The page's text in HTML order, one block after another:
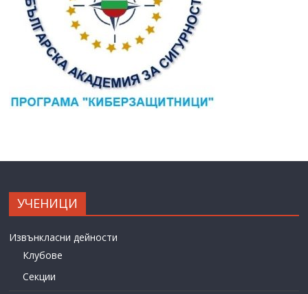
УЧЕНИЦИ
Извънкласни дейности
Клубове
Секции